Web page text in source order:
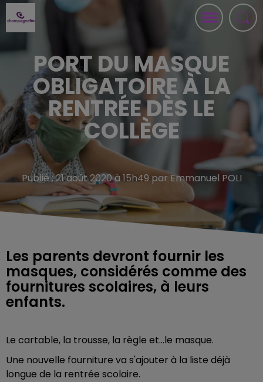
PORT DU MASQUE
OBLIGATOIRE À LA
RENTRÉE DÈS LE
COLLÈGE
Publié : 21 août 2020 à 15h49 par Emmanuel POLI
Les parents devront fournir les
masques, considérés comme des
fournitures scolaires, à leurs
enfants.
Le cartable, la trousse, la règle et...le masque.
Une nouvelle fourniture va s'ajouter à la liste déjà
longue de la rentrée scolaire.